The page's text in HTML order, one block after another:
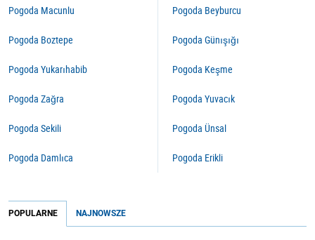
Pogoda Macunlu
Pogoda Boztepe
Pogoda Yukarıhabib
Pogoda Zağra
Pogoda Sekili
Pogoda Damlıca
Pogoda Beyburcu
Pogoda Günışığı
Pogoda Keşme
Pogoda Yuvacık
Pogoda Ünsal
Pogoda Erikli
POPULARNE NAJNOWSZE